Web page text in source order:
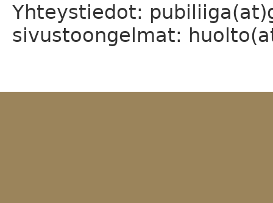
Yhteystiedot:
sivustoongelmat: